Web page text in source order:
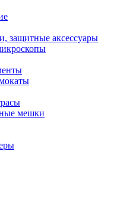
защитные аксессуары
мешки